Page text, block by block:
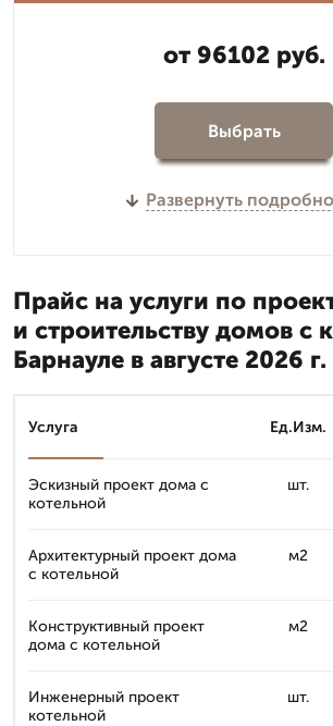
от 96102 руб.
Выбрать
Развернуть
Прайс на услуги по
и строительству домов с
Барнауле в августе 2026 г.
Услуга Ед.Изм.
Эскизный проект дома с
котельной
шт.
Архитектурный проект дома
с котельной
м2
Конструктивный проект
дома с котельной
м2
Инженерный проект
котельной
шт.